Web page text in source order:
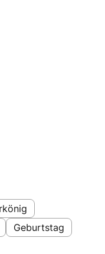
Geburtstag